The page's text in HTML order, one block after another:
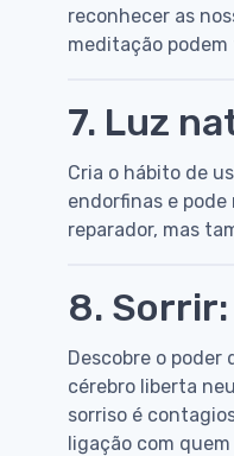
reconhecer as
meditação
7. Luz
Cria o hábito de
endorfinas e
reparador, mas
8.
Descobre o poder
cérebro liberta
sorriso é
ligação com